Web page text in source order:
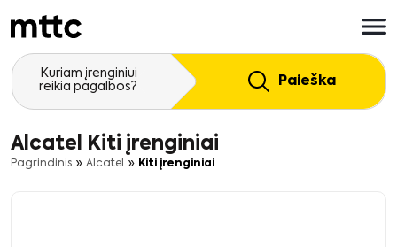
prie
pagrindinio
turinioKuriam įrenginiui
reikia pagalbos?
Paieška
Alcatel Kiti įrenginiai
Pagrindinis » Alcatel » Kiti įrenginiai